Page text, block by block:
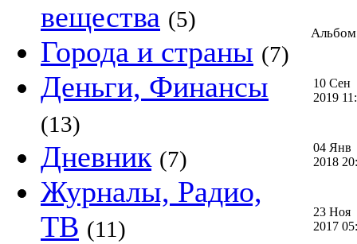
вещества (5)
Города и страны (7)
Деньги, Финансы
(13)
Дневник (7)
Журналы, Радио,
ТВ (11)
Альбом
10 Сен
2019
04 Янв
2018
23 Ноя
2017